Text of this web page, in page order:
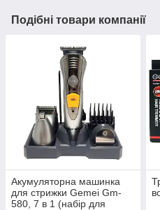
Подібні товари компанії
Акумуляторна машинка
для стрижки Gemei Gm-
580, 7 в 1 (набір для